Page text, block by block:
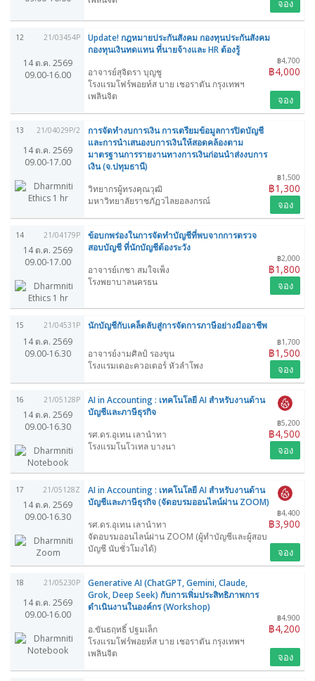
จอง
12 21/03454P
14 ต.ค. 2569
09.00-16.00
Update! กฎหมายประกันสังคม กองทุนประกันสังคม
กองทุนเงินทดแทน ที่นายจ้างและ HR ต้องรู้
฿4,700
฿4,000
อาจารย์สุจิตรา บุญชู
โรงแรมโฟร์พอยท์ส บาย เชอราตัน กรุงเทพฯ
เพลินจิต
จอง
13 21/04029P/2
14 ต.ค. 2569
09.00-17.00
การจัดทำงบการเงิน การเตรียมข้อมูลการปิดบัญชี
และการนำเสนองบการเงินให้สอดคล้องตาม
มาตรฐานการรายงานทางการเงินก่อนนำส่งงบการ
เงิน (จ.ปทุมธานี)
฿1,500
฿1,300
วิทยากรผู้ทรงคุณวุฒิ
มหาวิทยาลัยราชภัฏวไลยอลงกรณ์
จอง
14 21/04179P
14 ต.ค. 2569
09.00-17.00
ข้อบกพร่องในการจัดทำบัญชีที่พบจากการตรวจ
สอบบัญชี ที่นักบัญชีต้องระวัง
฿2,000
฿1,800
อาจารย์เกชา สมใจเพ็ง
โรงพยาบาลนครธน
จอง
15 21/04531P
14 ต.ค. 2569
09.00-16.30
นักบัญชีกับเคล็ดลับสู่การจัดการภาษีอย่างมืออาชีพ
฿1,700
฿1,500
อาจารย์งามศิลป์ รองขุน
โรงแรมเดอะควอเตอร์ หัวลำโพง
จอง
16 21/05128P
14 ต.ค. 2569
09.00-16.30
AI in Accounting : เทคโนโลยี AI สำหรับงานด้าน
บัญชีและภาษีธุรกิจ
฿5,200
฿4,500
รศ.ดร.อุเทน เลานำทา
โรงแรมโนโวเทล บางนา
จอง
17 21/05128Z
14 ต.ค. 2569
09.00-16.30
AI in Accounting : เทคโนโลยี AI สำหรับงานด้าน
บัญชีและภาษีธุรกิจ (จัดอบรมออนไลน์ผ่าน ZOOM)
฿4,400
฿3,900
รศ.ดร.อุเทน เลานำทา
จัดอบรมออนไลน์ผ่าน ZOOM (ผู้ทำบัญชีและผู้สอบ
บัญชี นับชั่วโมงได้)
จอง
18 21/05230P
14 ต.ค. 2569
09.00-16.00
Generative AI (ChatGPT, Gemini, Claude,
Grok, Deep Seek) กับการเพิ่มประสิทธิภาพการ
ดำเนินงานในองค์กร (Workshop)
฿4,900
฿4,200
อ.ขันธฤทธิ์ ปฐมเล็ก
โรงแรมโฟร์พอยท์ส บาย เชอราตัน กรุงเทพฯ
เพลินจิต
จอง